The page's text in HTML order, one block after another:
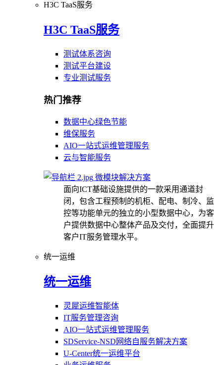
H3C TaaS服务
H3C TaaS服务
测试体系咨询
测试平台建设
专业测试服务
热门推荐
数据中心绿色节能
维保服务
AIO一站式运维管理服务
云与智能服务
微模块解决方案
面向ICT基础设施提供的一款采用通道封
闭，包含工程预制的机柜、配电、制冷、监
控等功能单元的独立的小型数据中心，为客
户提供数据中心整体产品及交付，全面提升
客户IT服务管理水平。
统一运维
统一运维
灵犀运维智能体
IT服务管理咨询
AIO一站式运维管理服务
SDService-NSD网络自服务解决方案
U-Center统一运维平台